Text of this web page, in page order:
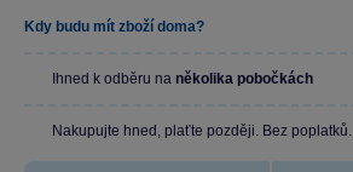
Kdy budu mít zboží doma?
Ihned k odběru na několika pobočkách
Nakupujte hned, plaťte později. Bez poplatků.